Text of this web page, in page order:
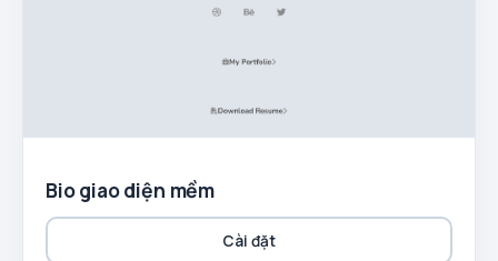
Bio giao diện mềm
Cài đặt